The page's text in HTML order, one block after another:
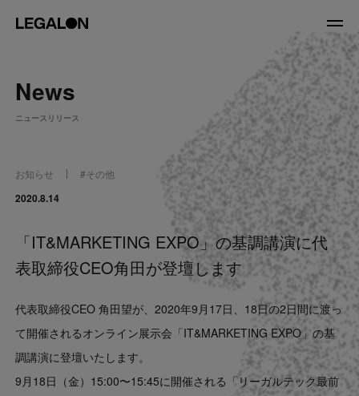
About
会社情報 役員紹介
Service
News
LegalOn Now
Contact
News
ニュースリリース
お知らせ #その他
2020.8.14
「IT&MARKETING EXPO」の基調講演に代
表取締役CEO角田が登壇します
代表取締役CEO 角田望が、2020年9月17日、18日の2日間に渡っ
て開催されるオンライン展示会「IT&MARKETING EXPO」の基
調講演に登壇いたします。
9月18日（金）15:00〜15:45に開催される「リーガルテック最前